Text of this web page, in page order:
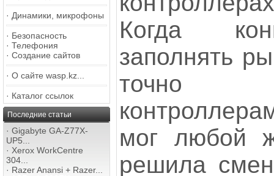
· Динамики, микрофоны
· Безопасность
· Телефония
· Создание сайтов
· О сайте wasp.kz...
· Каталог ссылок
Последние статьи
· Gigabyte GA-Z77X-
UP5...
· Xerox WorkCentre
304...
· Razer Anansi + Razer...
Когда
заполнять
точно
мог любой
решила